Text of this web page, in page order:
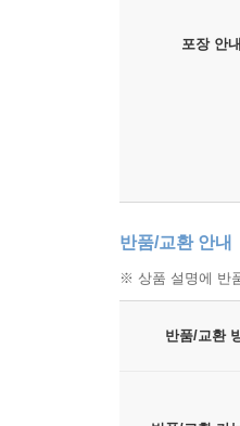
포장 안내
반품/교환 안내
※ 상품 설명에 반
반품/교환